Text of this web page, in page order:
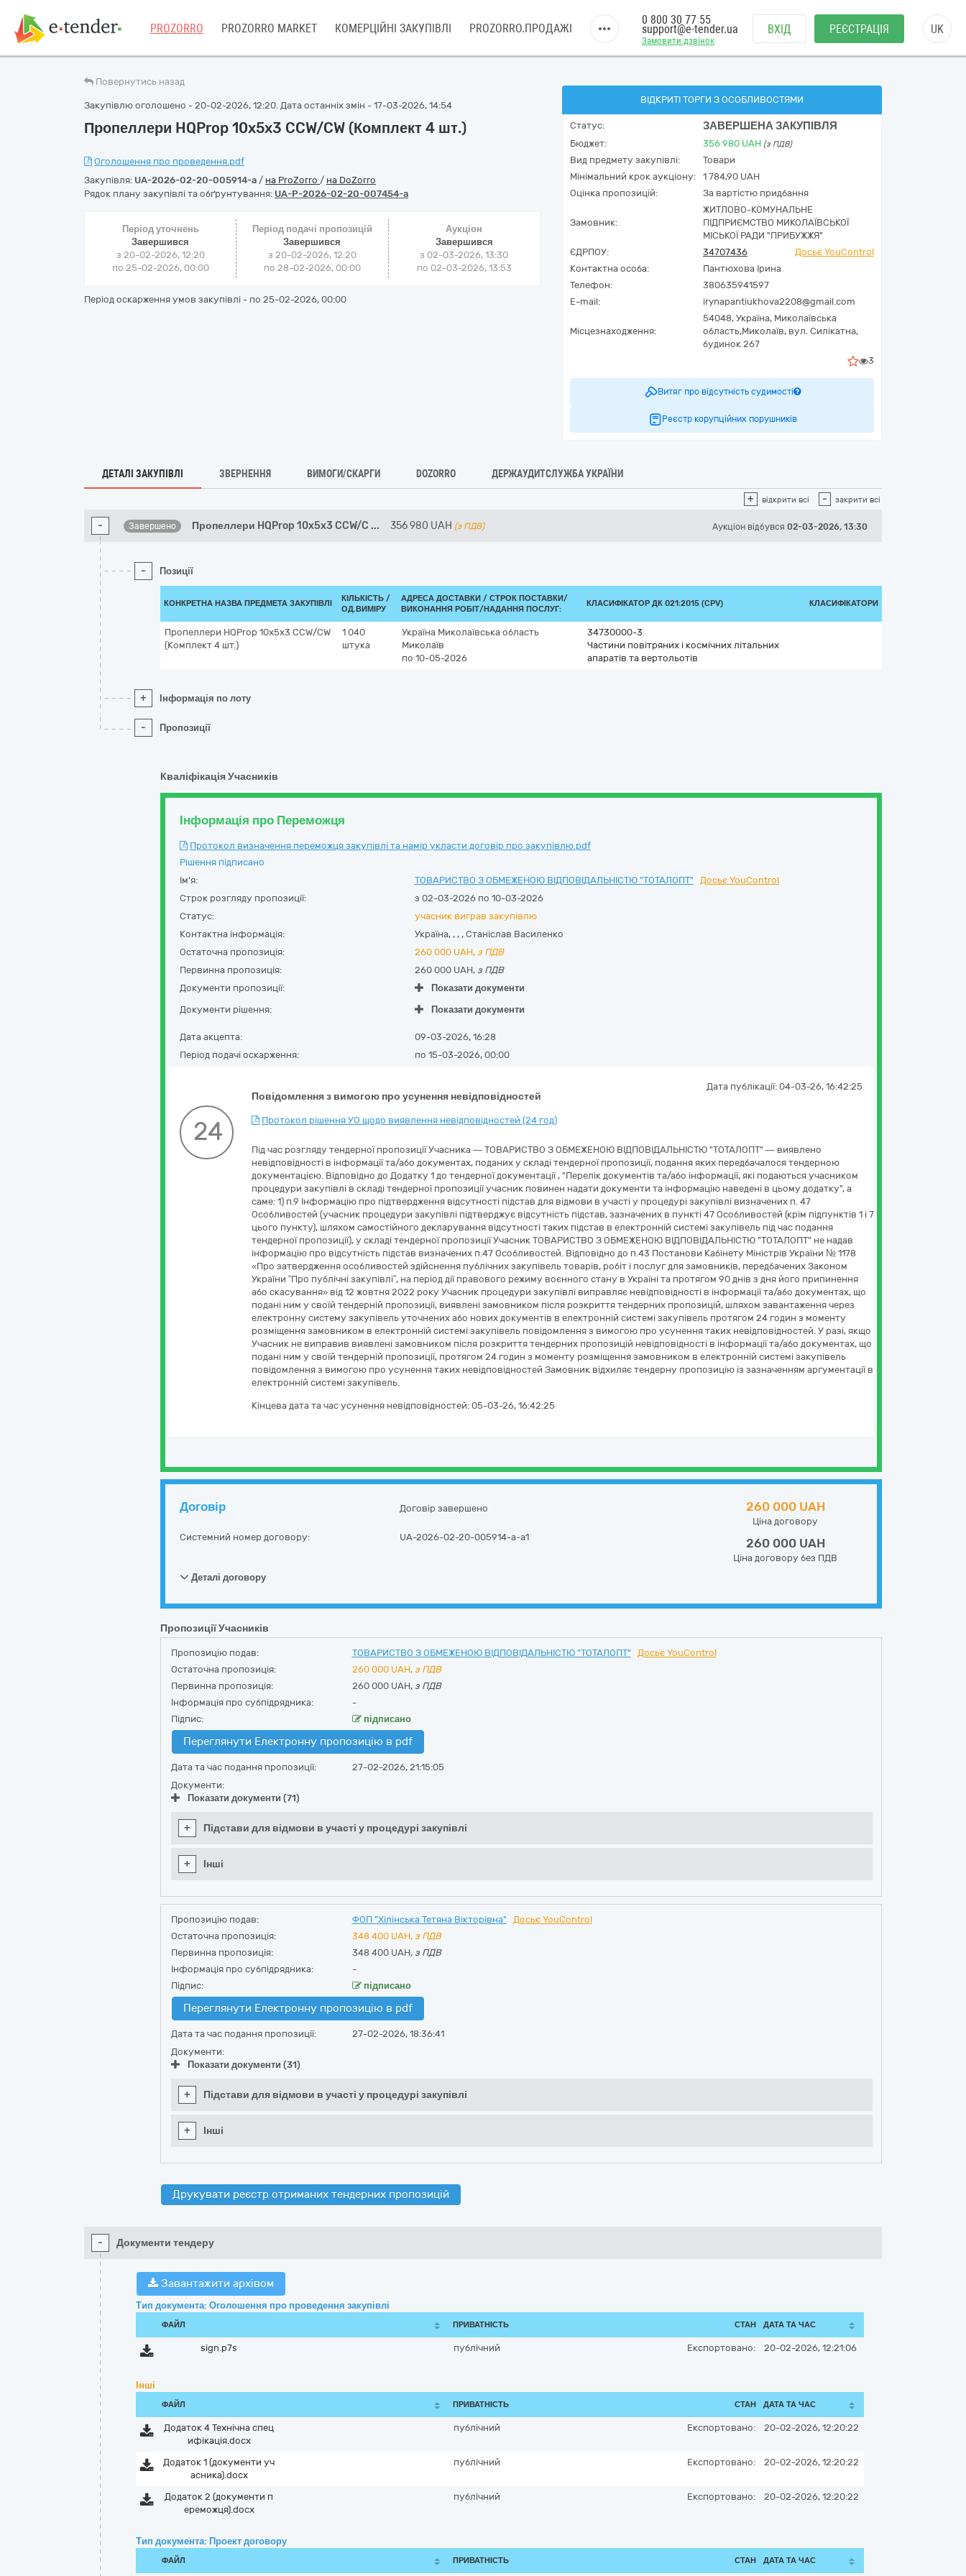
PROZORRO PROZORRO MARKET КОМЕРЦІЙНІ ЗАКУПІВЛІ PROZORRO.ПРОДАЖІ
Замовити дзвінок
0 800 30 77 55
support@e-tender.ua ВХІД РЕЄСТРАЦІЯ UK
Повернутись назад
Закупівлю оголошено - 20-02-2026, 12:20. Дата останніх змін - 17-03-2026, 14:54
Пропеллери HQProp 10x5x3 CCW/CW (Комплект 4 шт.)
Оголошення про проведення.pdf
Закупівля: UA-2026-02-20-005914-a / на ProZorro / на DoZorro
Рядок плану закупівлі та обґрунтування: UA-P-2026-02-20-007454-a
Період уточнень
Завершився
з 20-02-2026, 12:20
по 25-02-2026, 00:00
Період подачі пропозицій
Завершився
з 20-02-2026, 12:20
по 28-02-2026, 00:00
Аукціон
Завершився
з 02-03-2026, 13:30
по 02-03-2026, 13:53
Період оскарження умов закупівлі - по 25-02-2026, 00:00
ВІДКРИТІ ТОРГИ З ОСОБЛИВОСТЯМИ
Статус: ЗАВЕРШЕНА ЗАКУПІВЛЯ
Бюджет: 356 980 UAH (з ПДВ)
Вид предмету закупівлі:
Товари
Мінімальний крок аукціону:
1 784,90 UAH
Оцінка пропозицій:
За вартістю придбання
Замовник:
ЖИТЛОВО-КОМУНАЛЬНЕ
ПІДПРИЄМСТВО МИКОЛАЇВСЬКОЇ
МІСЬКОЇ РАДИ "ПРИБУЖЖЯ"
ЄДРПОУ:
34707436
Досьє YouControl
Контактна особа:
Пантюхова Ірина
Телефон:
380635941597
E-mail:
irynapantiukhova2208@gmail.com
Місцезнаходження:
54048, Україна, Миколаївська
область,Миколаїв, вул. Силікатна,
будинок 267
3
Витяг про відсутність судимості
Реєстр корупційних порушників
ДЕТАЛІ ЗАКУПІВЛІ ЗВЕРНЕННЯ ВИМОГИ/СКАРГИ DOZORRO ДЕРЖАУДИТСЛУЖБА УКРАЇНИ
+ відкрити всі - закрити всі
- Завершено Пропеллери HQProp 10x5x3 CCW/C ... 356 980 UAH (з ПДВ) Аукціон відбувся 02-03-2026, 13:30
- Позиції
КОНКРЕТНА НАЗВА ПРЕДМЕТА ЗАКУПІВЛІ
КІЛЬКІСТЬ /
ОД.ВИМІРУ
АДРЕСА ДОСТАВКИ / СТРОК ПОСТАВКИ/
ВИКОНАННЯ РОБІТ/НАДАННЯ ПОСЛУГ:
КЛАСИФІКАТОР ДК 021:2015 (CPV) КЛАСИФІКАТОРИ
Пропеллери HQProp 10x5x3 CCW/CW
(Комплект 4 шт.)
1 040
штука
Україна Миколаївська область
Миколаїв
по 10-05-2026
34730000-3
Частини повітряних і космічних літальних
апаратів та вертольотів
+ Інформація по лоту
- Пропозиції
Кваліфікація Учасників
Інформація про Переможця
Протокол визначення переможця закупівлі та намір укласти договір про закупівлю.pdf
Рішення підписано
Ім'я:
ТОВАРИСТВО З ОБМЕЖЕНОЮ ВІДПОВІДАЛЬНІСТЮ "ТОТАЛОПТ"
Досьє YouControl
Строк розгляду пропозиції:
з 02-03-2026 по 10-03-2026
Статус:
учасник виграв закупівлю
Контактна інформація:
Україна, , , , Станіслав Василенко
Остаточна пропозиція:
260 000 UAH, з ПДВ
Первинна пропозиція:
260 000 UAH, з ПДВ
Документи пропозиції:
Показати документи
Документи рішення:
Показати документи
Дата акцепта:
09-03-2026, 16:28
Період подачі оскарження:
по 15-03-2026, 00:00
Повідомлення з вимогою про усунення невідповідностей
Дата публікації: 04-03-26, 16:42:25
24 Протокол рішення УО щодо виявлення невідповідностей (24 год)
Під час розгляду тендерної пропозиції Учасника — ТОВАРИСТВО З ОБМЕЖЕНОЮ ВІДПОВІДАЛЬНІСТЮ "ТОТАЛОПТ" — виявлено
невідповідності в інформації та/або документах, поданих у складі тендерної пропозиції, подання яких передбачалося тендерною
документацією. Відповідно до Додатку 1 до тендерної документації , "Перелік документів та/або інформації, які подаються учасником
процедури закупівлі в складі тендерної пропозиції учасник повинен надати документи та інформацію наведені в цьому додатку", а
саме: 1) п.9 Інформацію про підтвердження відсутності підстав для відмови в участі у процедурі закупівлі визначених п. 47
Особливостей (учасник процедури закупівлі підтверджує відсутність підстав, зазначених в пункті 47 Особливостей (крім підпунктів 1 і 7
цього пункту), шляхом самостійного декларування відсутності таких підстав в електронній системі закупівель під час подання
тендерної пропозиції), у складі тендерної пропозиції Учасник ТОВАРИСТВО З ОБМЕЖЕНОЮ ВІДПОВІДАЛЬНІСТЮ "ТОТАЛОПТ" не надав
інформацію про відсутність підстав визначених п.47 Особливостей. Відповідно до п.43 Постанови Кабінету Міністрів України № 1178
«Про затвердження особливостей здійснення публічних закупівель товарів, робіт і послуг для замовників, передбачених Законом
України “Про публічні закупівлі”, на період дії правового режиму воєнного стану в Україні та протягом 90 днів з дня його припинення
або скасування» від 12 жовтня 2022 року Учасник процедури закупівлі виправляє невідповідності в інформації та/або документах, що
подані ним у своїй тендерній пропозиції, виявлені замовником після розкриття тендерних пропозицій, шляхом завантаження через
електронну систему закупівель уточнених або нових документів в електронній системі закупівель протягом 24 годин з моменту
розміщення замовником в електронній системі закупівель повідомлення з вимогою про усунення таких невідповідностей. У разі, якщо
Учасник не виправив виявлені замовником після розкриття тендерних пропозицій невідповідності в інформації та/або документах, що
подані ним у своїй тендерній пропозиції, протягом 24 годин з моменту розміщення замовником в електронній системі закупівель
повідомлення з вимогою про усунення таких невідповідностей Замовник відхиляє тендерну пропозицію із зазначенням аргументації в
електронній системі закупівель.
Кінцева дата та час усунення невідповідностей: 05-03-26, 16:42:25
Договір Договір завершено
Системний номер договору: UA-2026-02-20-005914-a-a1
260 000 UAH
Ціна договору
260 000 UAH
Ціна договору без ПДВ
Деталі договору
Пропозиції Учасників
Пропозицію подав: ТОВАРИСТВО З ОБМЕЖЕНОЮ ВІДПОВІДАЛЬНІСТЮ "ТОТАЛОПТ"
Досьє YouControl
Остаточна пропозиція:
260 000 UAH, з ПДВ
Первинна пропозиція:
260 000 UAH, з ПДВ
Інформація про субпідрядника:
-
Підпис:
підписано
Переглянути Електронну пропозицію в pdf
Дата та час подання пропозиції:
27-02-2026, 21:15:05
Документи:
Показати документи (71)
+ Підстави для відмови в участі у процедурі закупівлі
+ Інші
Пропозицію подав: ФОП "Хілінська Тетяна Вікторівна"
Досьє YouControl
Остаточна пропозиція:
348 400 UAH, з ПДВ
Первинна пропозиція:
348 400 UAH, з ПДВ
Інформація про субпідрядника:
-
Підпис:
підписано
Переглянути Електронну пропозицію в pdf
Дата та час подання пропозиції:
27-02-2026, 18:36:41
Документи:
Показати документи (31)
+ Підстави для відмови в участі у процедурі закупівлі
+ Інші
Друкувати реєстр отриманих тендерних пропозицій
- Документи тендеру
Завантажити архівом
Тип документа: Оголошення про проведення закупівлі
ФАЙЛ ПРИВАТНІСТЬ СТАН ДАТА ТА ЧАС
sign.p7s публічний Експортовано: 20-02-2026, 12:21:06
Інші
ФАЙЛ ПРИВАТНІСТЬ СТАН ДАТА ТА ЧАС
Додаток 4 Технічна спец
ифікація.docx
публічний Експортовано: 20-02-2026, 12:20:22
Додаток 1 (документи уч
асника).docx
публічний Експортовано: 20-02-2026, 12:20:22
Додаток 2 (документи п
ереможця).docx
публічний Експортовано: 20-02-2026, 12:20:22
Тип документа: Проект договору
ФАЙЛ ПРИВАТНІСТЬ СТАН ДАТА ТА ЧАС